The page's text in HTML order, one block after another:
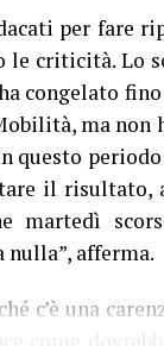
per fare
criticità. Lo
congelato
ma non
questo
il
martedì
afferma.
c’è una